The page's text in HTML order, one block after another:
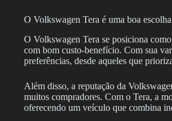
O Volkswagen Tera é uma boa
O Volkswagen Tera se posiciona
com bom custo-benefício. Com sua
preferências, desde aqueles que
Além disso, a reputação da
muitos compradores. Com o Tera, a
oferecendo um veículo que combina